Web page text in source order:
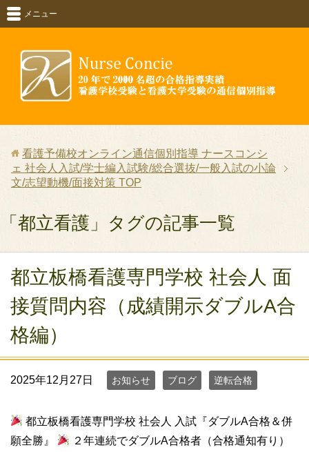
メニュー
看護予備校オンライン通信個別指導 ナースコンシ
ェ 社会人入試/学士編入試験/総合選抜/一般入試の小論
文/志望動機/面接対策 TOP
「都立看護」タグの記事一覧
都立板橋看護専門学校 社会人 面
接質問内容（成績開示ダブルA合
格編）
2025年12月27日 お知らせ ブログ 逆転合格
都立板橋看護専門学校 社会人 入試『ダブルA合格＆併
願全勝』
２年連続でダブルA合格者（合格通知有り）